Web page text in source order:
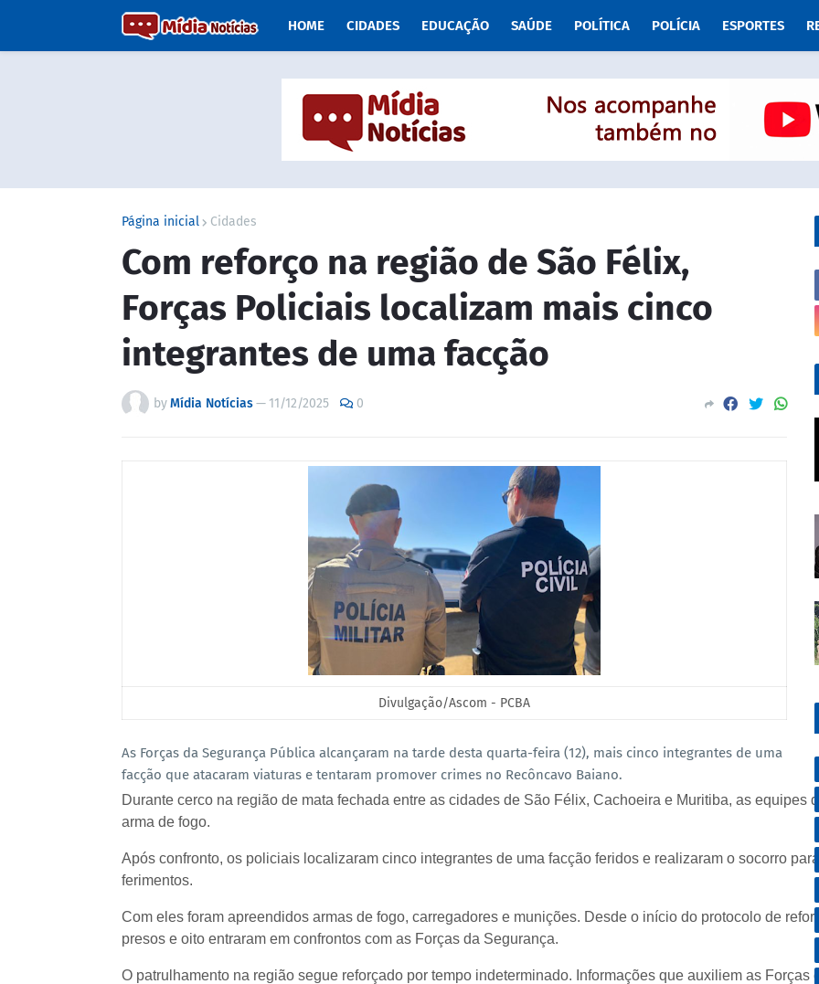
HOME CIDADES EDUCAÇÃO SAÚDE POLÍTICA POLÍCIA ESPORTES
Página inicial Cidades
Com reforço na região de São Félix,
Forças Policiais localizam mais cinco
integrantes de uma facção
byMídia Notícias— 11/12/2025 0
Divulgação/Ascom - PCBA
As Forças da Segurança Pública alcançaram na tarde desta quarta-feira (12), mais cinco integrantes de uma
facção que atacaram viaturas e tentaram promover crimes no Recôncavo Baiano.
Durante cerco na região de mata fechada entre as cidades de São Félix, Cachoeira e Muritiba, as
arma de fogo.
Após confronto, os policiais localizaram cinco integrantes de uma facção feridos e realizaram o socorro
ferimentos.
Com eles foram apreendidos armas de fogo, carregadores e munições. Desde o início do protocolo de
presos e oito entraram em confrontos com as Forças da Segurança.
O patrulhamento na região segue reforçado por tempo indeterminado. Informações que auxiliem as